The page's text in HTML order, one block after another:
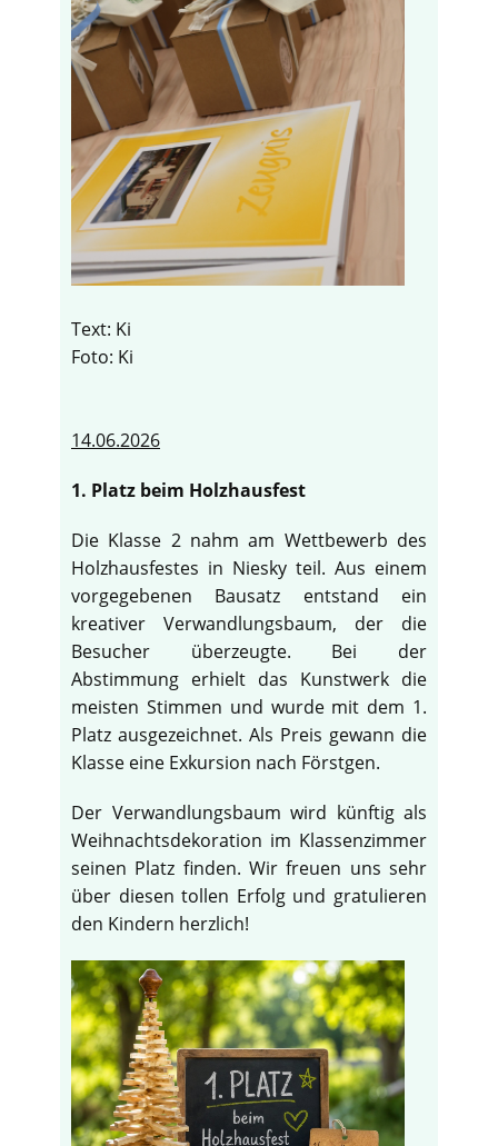
Text: Ki
Foto: Ki
14.06.2026
1. Platz beim Holzhausfest
Die Klasse 2 nahm am Wettbewerb des
Holzhausfestes in Niesky teil. Aus einem
vorgegebenen Bausatz entstand ein
kreativer Verwandlungsbaum, der die
Besucher überzeugte. Bei der
Abstimmung erhielt das Kunstwerk die
meisten Stimmen und wurde mit dem 1.
Platz ausgezeichnet. Als Preis gewann die
Klasse eine Exkursion nach Förstgen.
Der Verwandlungsbaum wird künftig als
Weihnachtsdekoration im Klassenzimmer
seinen Platz finden. Wir freuen uns sehr
über diesen tollen Erfolg und gratulieren
den Kindern herzlich!